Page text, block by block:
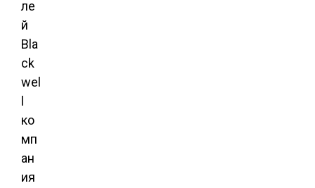
ле
й
Bla
ck
wel
ко
мп
ан
ия